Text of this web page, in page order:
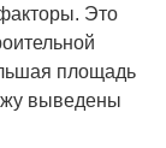
Это
площадь
выведены